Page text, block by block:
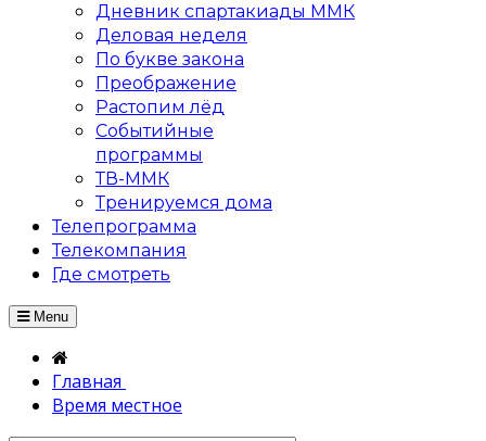
Дневник спартакиады ММК
Деловая неделя
По букве закона
Преображение
Растопим лёд
Событийные
программы
ТВ-ММК
Тренируемся дома
Телепрограмма
Телекомпания
Где смотреть
Menu
Главная
Время местное